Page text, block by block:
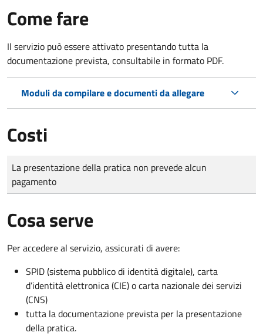
Come fare
Il servizio può essere attivato presentando tutta la
documentazione prevista, consultabile in formato PDF.
Moduli da compilare e documenti da allegare
Costi
Tipo di pagamento
Importo
La presentazione della pratica non prevede alcun
pagamento
Cosa serve
Per accedere al servizio, assicurati di avere:
SPID (sistema pubblico di identità digitale), carta
d’identità elettronica (CIE) o carta nazionale dei servizi
(CNS)
tutta la documentazione prevista per la presentazione
della pratica.